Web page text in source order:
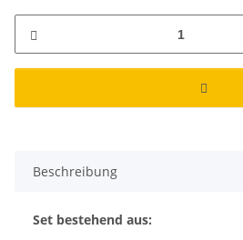
Beschreibung
Set bestehend aus: